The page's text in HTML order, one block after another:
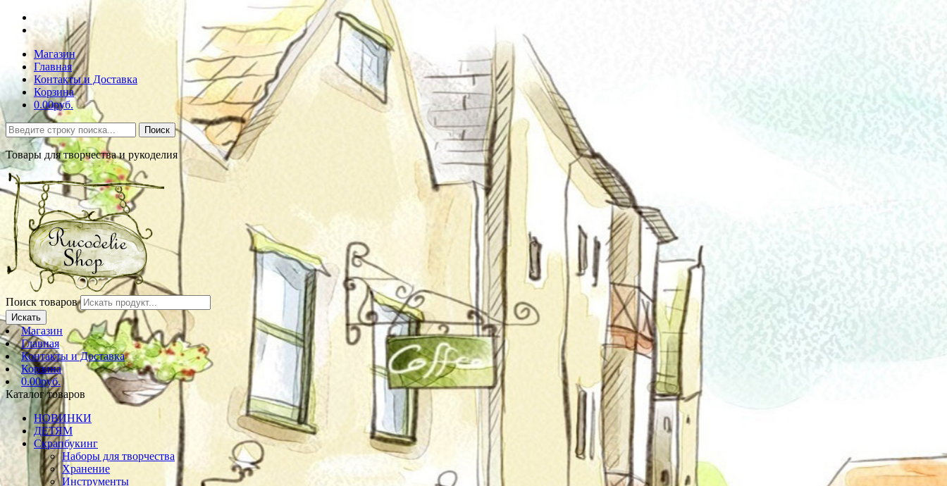
Магазин
Главная
Контакты и Доставка
Корзина
0.00руб.
Поиск
Товары для творчества и рукоделия
Поиск товаров
Искать
Магазин
Главная
Контакты и Доставка
Корзина
0.00руб.
Каталог товаров
НОВИНКИ
ДЕТЯМ
Скрапбукинг
Наборы для творчества
Хранение
Инструменты